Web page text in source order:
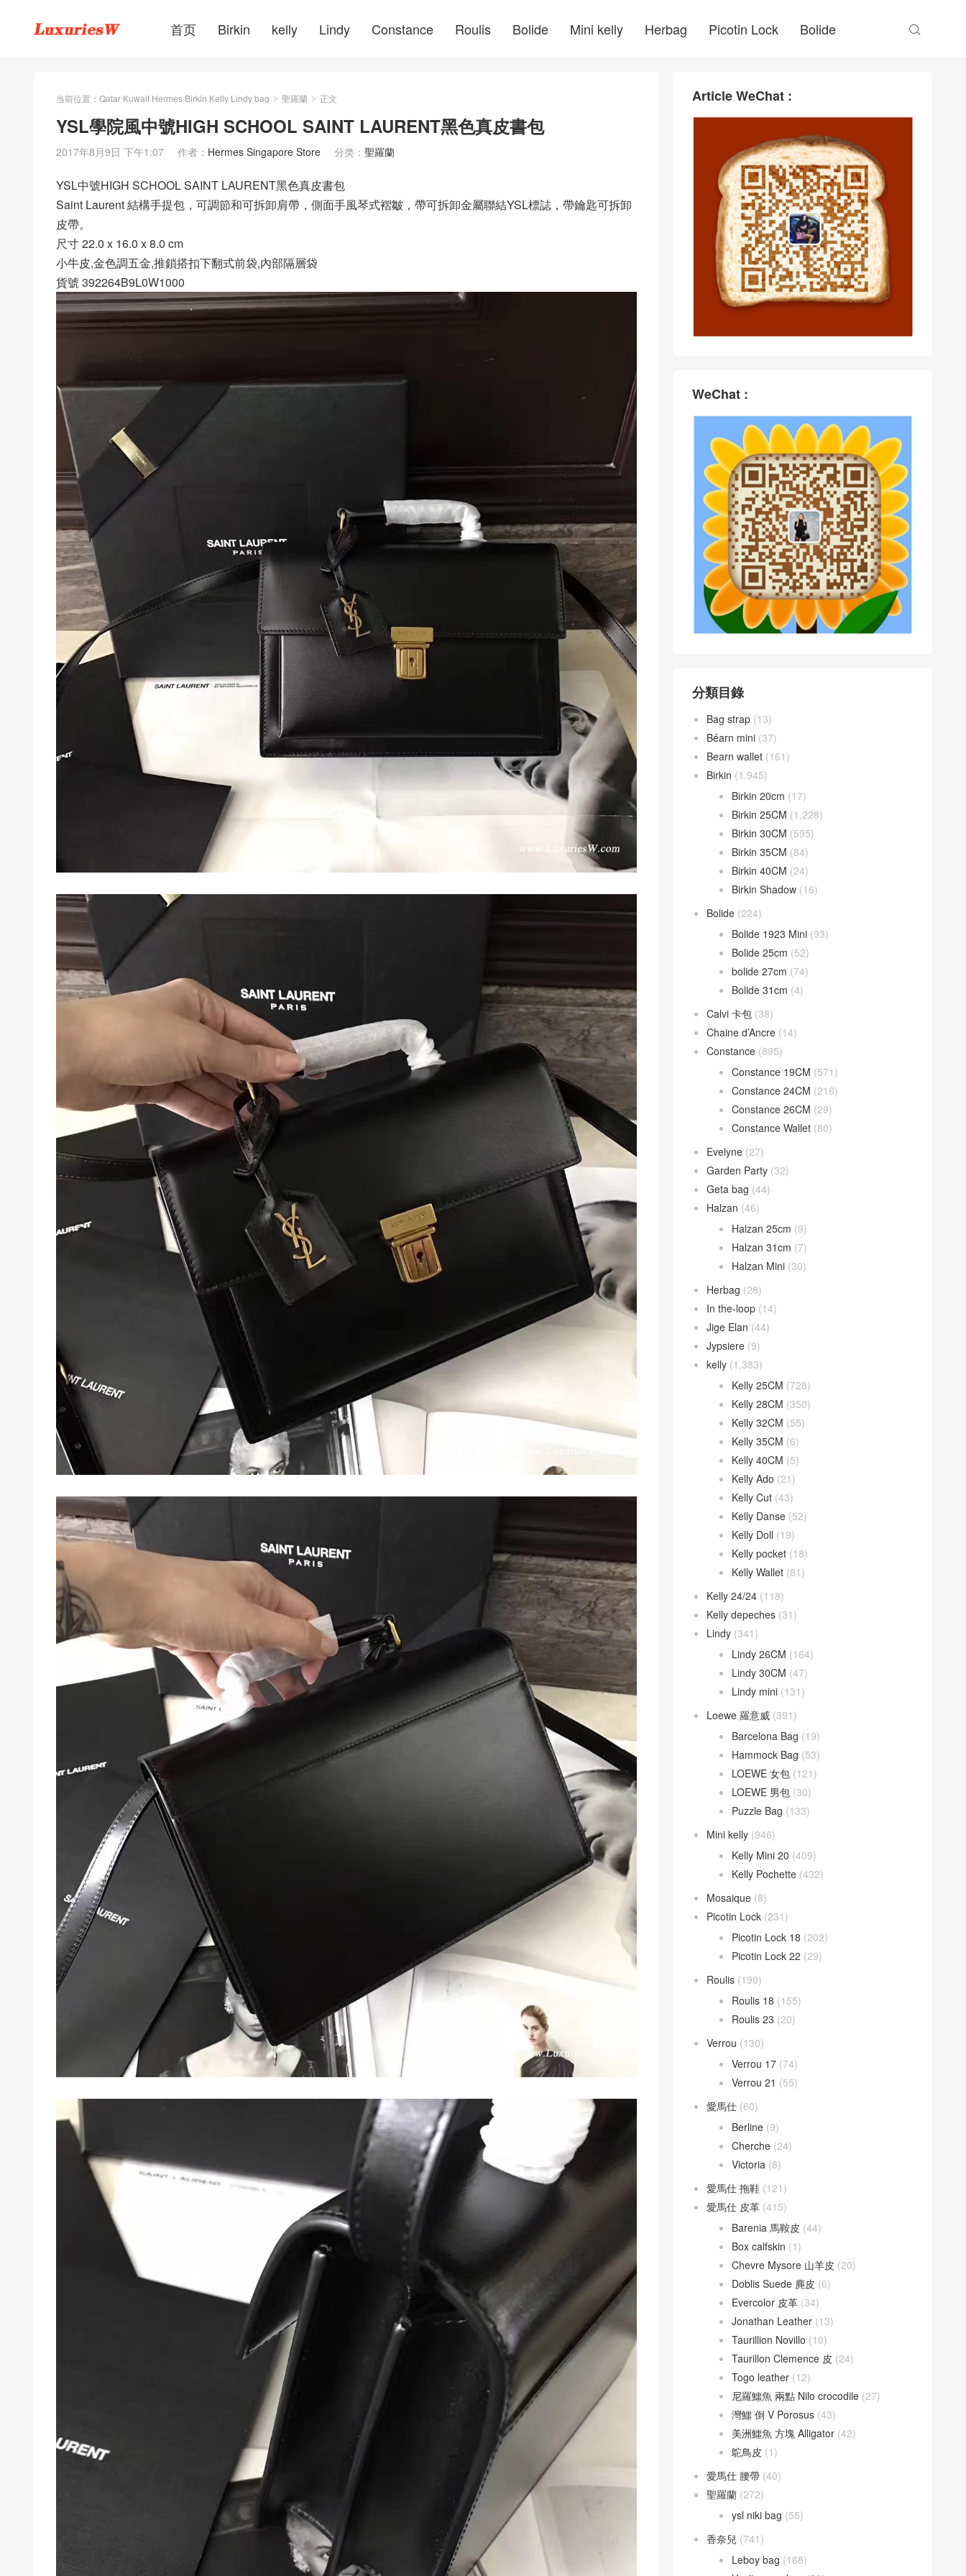
首页 Birkin kelly Lindy Constance Roulis Bolide Mini kelly Herbag Picotin Lock Bolide 
当前位置： Qatar Kuwait Hermes Birkin Kelly Lindy bag > 聖羅蘭 > 正文
YSL學院風中號HIGH SCHOOL SAINT LAURENT黑色真皮書包
2017年8月9日 下午1:07 作者： Hermes Singapore Store 分类： 聖羅蘭
YSL中號HIGH SCHOOL SAINT LAURENT黑色真皮書包
Saint Laurent 結構手提包，可調節和可拆卸肩帶，側面手風琴式褶皺，帶可拆卸金屬聯結YSL標誌，帶鑰匙可拆卸
皮帶。
尺寸 22.0 x 16.0 x 8.0 cm
小牛皮,金色調五金,推鎖搭扣下翻式前袋,內部隔層袋
貨號 392264B9L0W1000
Article WeChat :
WeChat :
分類目錄
Bag strap (13)
Béarn mini (37)
Bearn wallet (161)
Birkin (1,945)
Birkin 20cm (17)
Birkin 25CM (1,228)
Birkin 30CM (595)
Birkin 35CM (84)
Birkin 40CM (24)
Birkin Shadow (16)
Bolide (224)
Bolide 1923 Mini (93)
Bolide 25cm (52)
bolide 27cm (74)
Bolide 31cm (4)
Calvi 卡包 (38)
Chaine d’Ancre (14)
Constance (895)
Constance 19CM (571)
Constance 24CM (216)
Constance 26CM (29)
Constance Wallet (80)
Evelyne (27)
Garden Party (32)
Geta bag (44)
Halzan (46)
Halzan 25cm (9)
Halzan 31cm (7)
Halzan Mini (30)
Herbag (28)
In the-loop (14)
Jige Elan (44)
Jypsiere (9)
kelly (1,383)
Kelly 25CM (728)
Kelly 28CM (350)
Kelly 32CM (55)
Kelly 35CM (6)
Kelly 40CM (5)
Kelly Ado (21)
Kelly Cut (43)
Kelly Danse (52)
Kelly Doll (19)
Kelly pocket (18)
Kelly Wallet (81)
Kelly 24/24 (118)
Kelly depeches (31)
Lindy (341)
Lindy 26CM (164)
Lindy 30CM (47)
Lindy mini (131)
Loewe 羅意威 (391)
Barcelona Bag (19)
Hammock Bag (53)
LOEWE 女包 (121)
LOEWE 男包 (30)
Puzzle Bag (133)
Mini kelly (946)
Kelly Mini 20 (409)
Kelly Pochette (432)
Mosaique (8)
Picotin Lock (231)
Picotin Lock 18 (202)
Picotin Lock 22 (29)
Roulis (190)
Roulis 18 (155)
Roulis 23 (20)
Verrou (130)
Verrou 17 (74)
Verrou 21 (55)
愛馬仕 (60)
Berline (9)
Cherche (24)
Victoria (8)
愛馬仕 拖鞋 (121)
愛馬仕 皮革 (415)
Barenia 馬鞍皮 (44)
Box calfskin (1)
Chevre Mysore 山羊皮 (20)
Doblis Suede 麂皮 (6)
Evercolor 皮革 (34)
Jonathan Leather (13)
Taurillion Novillo (10)
Taurillon Clemence 皮 (24)
Togo leather (12)
尼羅鱷魚 兩點 Nilo crocodile (27)
灣鱷 倒 V Porosus (43)
美洲鱷魚 方塊 Alligator (42)
鴕鳥皮 (1)
愛馬仕 腰帶 (40)
聖羅蘭 (272)
ysl niki bag (55)
香奈兒 (741)
Leboy bag (168)